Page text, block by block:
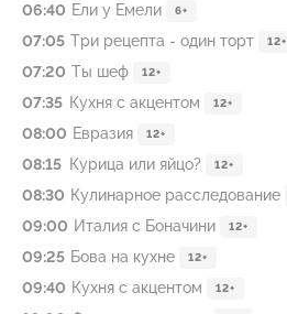
06:40 Ели у Емели 6+
07:05 Три рецепта - один торт 12+
07:20 Ты шеф 12+
07:35 Кухня с акцентом 12+
08:00 Евразия 12+
08:15 Курица или яйцо? 12+
08:30 Кулинарное расследование
09:00 Италия с Боначини 12+
09:25 Бова на кухне 12+
09:40 Кухня с акцентом 12+